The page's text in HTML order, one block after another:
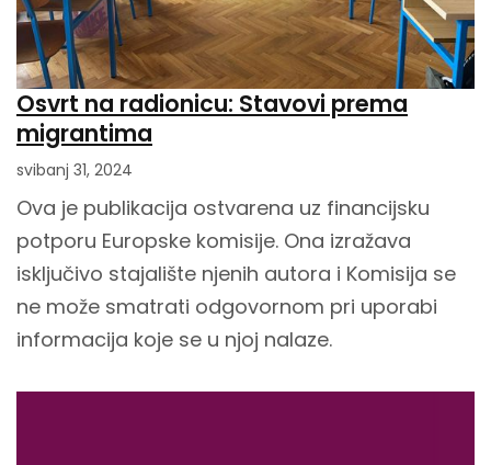
Osvrt na radionicu: Stavovi prema
migrantima
svibanj 31, 2024
Ova je publikacija ostvarena uz financijsku
potporu Europske komisije. Ona izražava
isključivo stajalište njenih autora i Komisija se
ne može smatrati odgovornom pri uporabi
informacija koje se u njoj nalaze.